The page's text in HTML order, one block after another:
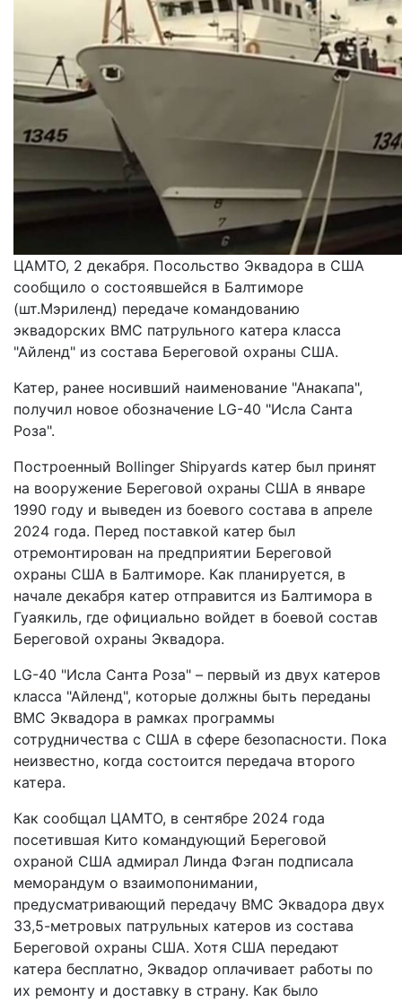
ЦАМТО, 2 декабря. Посольство Эквадора в США
сообщило о состоявшейся в Балтиморе
(шт.Мэриленд) передаче командованию
эквадорских ВМС патрульного катера класса
"Айленд" из состава Береговой охраны США.
Катер, ранее носивший наименование "Анакапа",
получил новое обозначение LG-40 "Исла Санта
Роза".
Построенный Bollinger Shipyards катер был принят
на вооружение Береговой охраны США в январе
1990 году и выведен из боевого состава в апреле
2024 года. Перед поставкой катер был
отремонтирован на предприятии Береговой
охраны США в Балтиморе. Как планируется, в
начале декабря катер отправится из Балтимора в
Гуаякиль, где официально войдет в боевой состав
Береговой охраны Эквадора.
LG-40 "Исла Санта Роза" – первый из двух катеров
класса "Айленд", которые должны быть переданы
ВМС Эквадора в рамках программы
сотрудничества с США в сфере безопасности. Пока
неизвестно, когда состоится передача второго
катера.
Как сообщал ЦАМТО, в сентябре 2024 года
посетившая Кито командующий Береговой
охраной США адмирал Линда Фэган подписала
меморандум о взаимопонимании,
предусматривающий передачу ВМС Эквадора двух
33,5-метровых патрульных катеров из состава
Береговой охраны США. Хотя США передают
катера бесплатно, Эквадор оплачивает работы по
их ремонту и доставку в страну. Как было